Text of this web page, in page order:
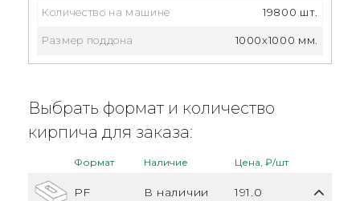
Количество на машине 19800 шт.
Размер поддона 1000х1000 мм.
Выбрать формат и количество
кирпича для заказа:
Формат Наличие Цена, ₽/шт
PF В наличии 191.0